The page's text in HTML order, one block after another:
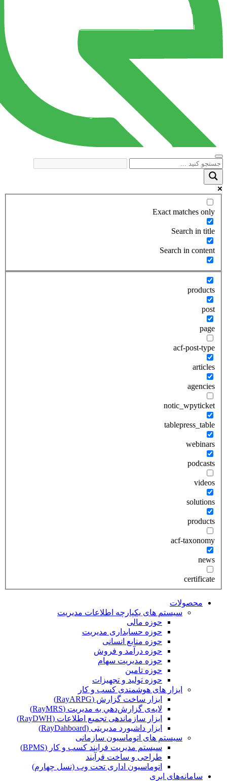
Exact matches only
Search in title
Search in content
products
post
page
acf-post-type
articles
agencies
notic_wpyticket
tablepress_table
webinars
podcasts
videos
solutions
products
acf-taxonomy
news
certificate
محصولات
سیستم های یکپارچه اطلاعات مدیریت
حوزه مالی
حوزه حسابداری مدیریت
حوزه منابع انسانی
حوزه درآمد و فروش
حوزه مدیریت سهام
حوزه تامین
حوزه تولید و تجهیزات
ابزار های هوشمندی کسب و کار
ابزار ساخت گزارش (RayARPG)
لایه‌ی گزارش‌دهي به مديريت (RayMRS)
ابزار سازماندهی تجمیع اطلاعات (RayDWH)
ابزار داشبورد مدیریتی (RayDahboard)
سیستم های اتوماسیون سازمانی
سیستم مدیریت فرایند کسب و کار (BPMS)
طراحی و ساخت فرآیند
اتوماسیون اداری تحت وب (نسل چهارم)
سامانه‌های ابری